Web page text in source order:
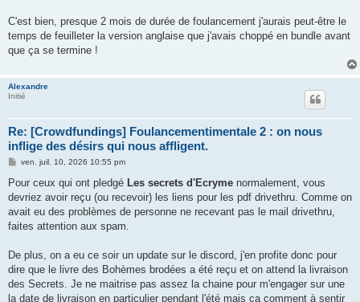
C'est bien, presque 2 mois de durée de foulancement j'aurais peut-être le
temps de feuilleter la version anglaise que j'avais choppé en bundle avant
que ça se termine !
Alexandre
Initié
Re: [Crowdfundings] Foulancementimentale 2 : on nous
inflige des désirs qui nous affligent.
M
s
a
g
ven. juil. 10, 2026 10:55 pm
Pour ceux qui ont pledgé Les secrets d'Ecryme normalement, vous
devriez avoir reçu (ou recevoir) les liens pour les pdf drivethru. Comme on
avait eu des problèmes de personne ne recevant pas le mail drivethru,
faites attention aux spam.
De plus, on a eu ce soir un update sur le discord, j'en profite donc pour
dire que le livre des Bohèmes brodées a été reçu et on attend la livraison
des Secrets. Je ne maitrise pas assez la chaine pour m'engager sur une
la date de livraison en particulier pendant l'été mais ca comment à sentir